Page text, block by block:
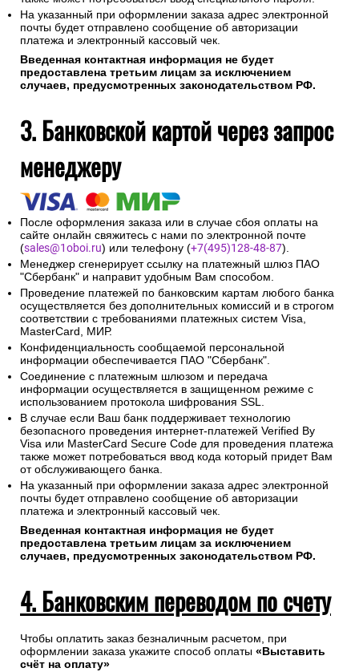
На указанный при оформлении заказа адрес электронной
почты будет отправлено сообщение об авторизации
платежа и электронный кассовый чек.
Введенная контактная информация не будет
предоставлена третьим лицам за исключением
случаев, предусмотренных законодательством РФ.
3. Банковской картой через запрос
менеджеру
После оформления заказа или в случае сбоя оплаты на
сайте онлайн свяжитесь с нами по электронной почте
(sales@1oboi.ru) или телефону (+7(495)128-48-87).
Менеджер сгенерирует ссылку на платежный шлюз ПАО
"Сбербанк" и направит удобным Вам способом.
Проведение платежей по банковским картам любого банка
осуществляется без дополнительных комиссий и в строгом
соответствии с требованиями платежных систем Visa,
MasterCard, МИР.
Конфиденциальность сообщаемой персональной
информации обеспечивается ПАО "Сбербанк".
Соединение с платежным шлюзом и передача
информации осуществляется в защищенном режиме с
использованием протокола шифрования SSL.
В случае если Ваш банк поддерживает технологию
безопасного проведения интернет-платежей Verified By
Visa или MasterCard Secure Code для проведения платежа
также может потребоваться ввод кода который придет Вам
от обслуживающего банка.
На указанный при оформлении заказа адрес электронной
почты будет отправлено сообщение об авторизации
платежа и электронный кассовый чек.
Введенная контактная информация не будет
предоставлена третьим лицам за исключением
случаев, предусмотренных законодательством РФ.
4. Банковским переводом по счету
Чтобы оплатить заказ безналичным расчетом, при
оформлении заказа укажите способ оплаты «Выставить
счёт на оплату»